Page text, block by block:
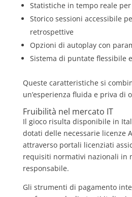
Statistiche in tempo reale
Storico sessioni accessibile
retrospettive
Opzioni di autoplay con
Sistema di puntate flessibile
Queste caratteristiche si
un’esperienza fluida e priva di
Fruibilità nel mercato IT
Il gioco risulta disponibile in
dotati delle necessarie licenze
attraverso portali licenziati
requisiti normativi nazionali in
responsabile.
Gli strumenti di pagamento